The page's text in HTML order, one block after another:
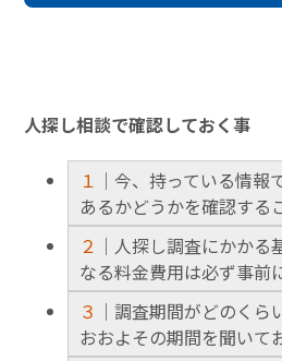
人探し相談で確認しておく事
１ ｜今、持っている情
あるかどうかを確認する
２ ｜人探し調査にかか
なる料金費用は必ず事前
３ ｜調査期間がどのく
おおよその期間を聞いて